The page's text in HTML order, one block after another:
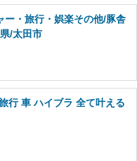
ー・旅行・娯楽その他/豚舎
/太田市
行 車 ハイブラ 全て叶える